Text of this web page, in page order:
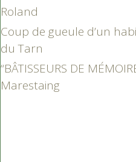
Roland
Coup de gueule d’un
du Tarn
“BÂTISSEURS DE
Marestaing